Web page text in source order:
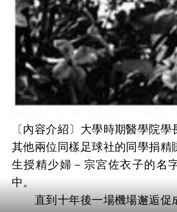
〔內容介紹〕大學時期醫學院
其他兩位同樣足球社的同學捐精
生授精少婦－宗宮佐衣子的名
中。
直到十年後一場機場邂逅促